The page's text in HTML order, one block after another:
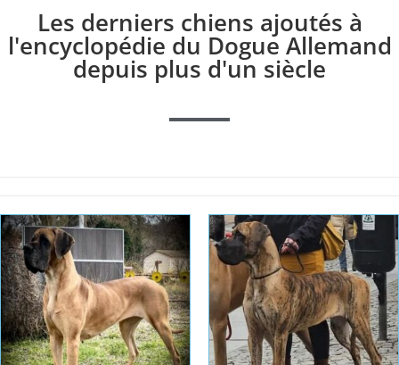
Les derniers chiens ajoutés à
l'encyclopédie du Dogue Allemand
depuis plus d'un siècle